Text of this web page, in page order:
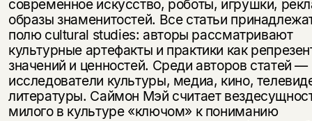
современное искусство, роботы, игрушки,
образы знаменитостей. Все статьи
полю cultural studies: авторы рассматривают
культурные артефакты и практики как
значений и ценностей. Среди авторов статей —
исследователи культуры, медиа, кино,
литературы. Саймон Мэй считает
милого в культуре «ключом» к пониманию